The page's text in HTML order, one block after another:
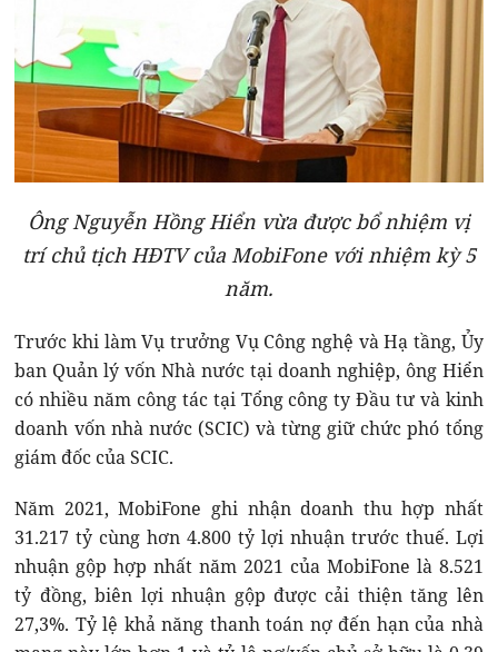
Ông Nguyễn Hồng Hiển vừa được bổ nhiệm vị
trí chủ tịch HĐTV của MobiFone với nhiệm kỳ 5
năm.
Trước khi làm Vụ trưởng Vụ Công nghệ và Hạ tầng, Ủy
ban Quản lý vốn Nhà nước tại doanh nghiệp, ông Hiển
có nhiều năm công tác tại Tổng công ty Đầu tư và kinh
doanh vốn nhà nước (SCIC) và từng giữ chức phó tổng
giám đốc của SCIC.
Năm 2021, MobiFone ghi nhận doanh thu hợp nhất
31.217 tỷ cùng hơn 4.800 tỷ lợi nhuận trước thuế. Lợi
nhuận gộp hợp nhất năm 2021 của MobiFone là 8.521
tỷ đồng, biên lợi nhuận gộp được cải thiện tăng lên
27,3%. Tỷ lệ khả năng thanh toán nợ đến hạn của nhà